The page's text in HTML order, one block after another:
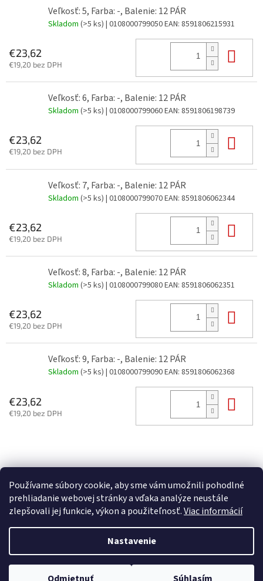
Používame súbory cookie, aby sme vám umožnili pohodlné
prehliadanie webovej stránky a vďaka analýze neustále
zlepšovali jej funkcie, výkon a použiteľnosť.Viac informácií
Nastavenie
Veľkosť: 5, Farba: -, Balenie: 12 PÁR
Skladom (>5 ks) | 0108000799050EAN: 8591806215931
€23,62
€19,20 bez DPH
Veľkosť: 6, Farba: -, Balenie: 12 PÁR
Skladom (>5 ks) | 0108000799060EAN: 8591806198739
€23,62
€19,20 bez DPH
Veľkosť: 7, Farba: -, Balenie: 12 PÁR
Skladom (>5 ks) | 0108000799070EAN: 8591806062344
€23,62
€19,20 bez DPH
Veľkosť: 8, Farba: -, Balenie: 12 PÁR
Skladom (>5 ks) | 0108000799080EAN: 8591806062351
€23,62
€19,20 bez DPH
Veľkosť: 9, Farba: -, Balenie: 12 PÁR
Skladom (>5 ks) | 0108000799090EAN: 8591806062368
€23,62
€19,20 bez DPH
á
Copyright 2026FORTE spol. s r.o.. Všetky práva vyhradené.Upraviť